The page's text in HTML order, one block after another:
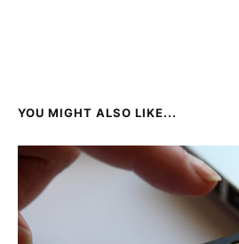
YOU MIGHT ALSO LIKE...